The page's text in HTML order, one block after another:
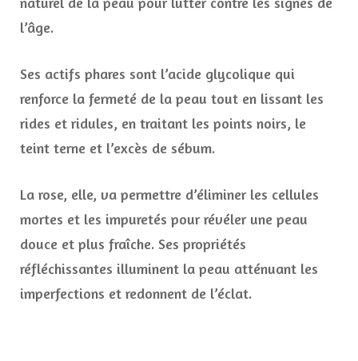
l’âge.
Ses actifs phares sont l’acide glycolique qui
renforce la fermeté de la peau tout en lissant les
rides et ridules, en traitant les points noirs, le
teint terne et l’excès de sébum.
La rose, elle, va permettre d’éliminer les cellules
mortes et les impuretés pour révéler une peau
douce et plus fraîche. Ses propriétés
réfléchissantes illuminent la peau atténuant les
imperfections et redonnent de l’éclat.